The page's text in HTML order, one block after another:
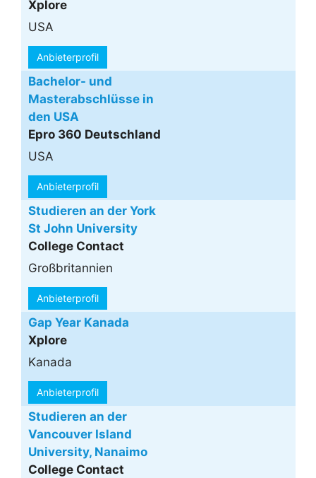
Xplore
USA
Anbieterprofil
Bachelor- und
Masterabschlüsse in
den USA
Epro 360 Deutschland
USA
Anbieterprofil
Studieren an der York
St John University
College Contact
Großbritannien
Anbieterprofil
Gap Year Kanada
Xplore
Kanada
Anbieterprofil
Studieren an der
Vancouver Island
University, Nanaimo
College Contact